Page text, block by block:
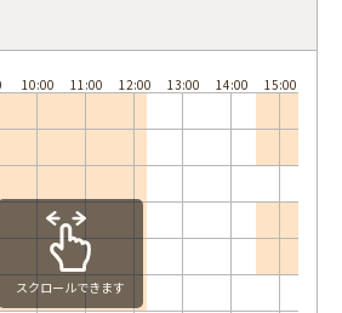
スクロールできます